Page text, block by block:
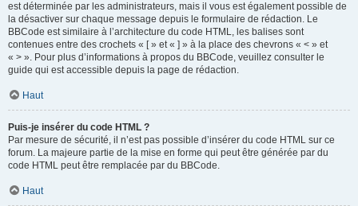
est déterminée par les administrateurs, mais il vous est également possible de
la désactiver sur chaque message depuis le formulaire de rédaction. Le
BBCode est similaire à l’architecture du code HTML, les balises sont
contenues entre des crochets « [ » et « ] » à la place des chevrons « < » et
« > ». Pour plus d’informations à propos du BBCode, veuillez consulter le
guide qui est accessible depuis la page de rédaction.
Haut
Puis-je insérer du code HTML ?
Par mesure de sécurité, il n’est pas possible d’insérer du code HTML sur ce
forum. La majeure partie de la mise en forme qui peut être générée par du
code HTML peut être remplacée par du BBCode.
Haut